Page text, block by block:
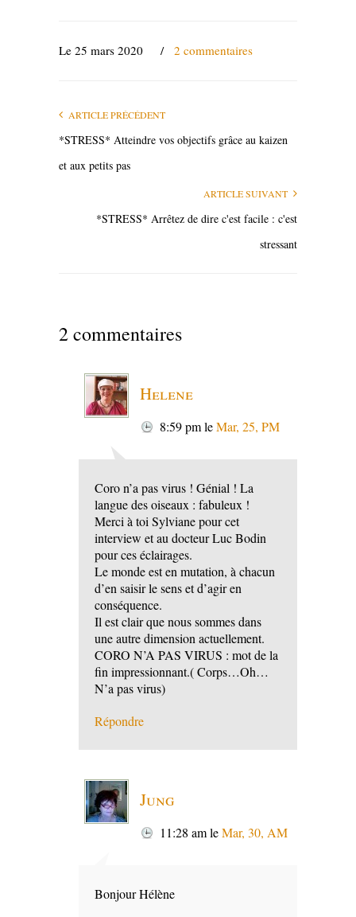
Le 25 mars 2020 / 2 commentaires
ARTICLE PRÉCÉDENT
*STRESS* Atteindre vos objectifs grâce au kaizen
et aux petits pas
ARTICLE SUIVANT
*STRESS* Arrêtez de dire c'est facile : c'est
stressant
2 commentaires
Helene
8:59 pmleMar, 25, PM
Coro n’a pas virus ! Génial ! La
langue des oiseaux : fabuleux !
Merci à toi Sylviane pour cet
interview et au docteur Luc Bodin
pour ces éclairages.
Le monde est en mutation, à chacun
d’en saisir le sens et d’agir en
conséquence.
Il est clair que nous sommes dans
une autre dimension actuellement.
CORO N’A PAS VIRUS : mot de la
fin impressionnant.( Corps…Oh…
N’a pas virus)
Répondre
Jung
11:28 amleMar, 30, AM
Bonjour Hélène